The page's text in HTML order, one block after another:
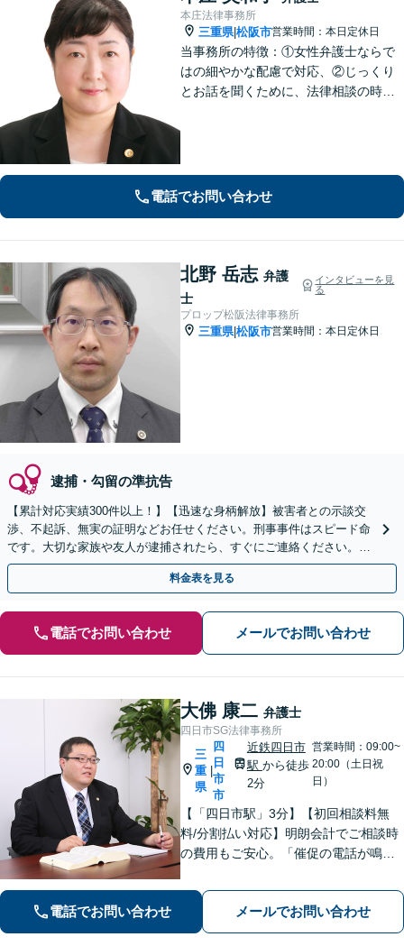
本庄法律事務所
三重県|松阪市営業時間：本日定休日
当事務所の特徴：①女性弁護士ならで
はの細やかな配慮で対応、②じっくり
とお話を聞くために、法律相談の時間
電話でお問い合わせ
北野 岳志 弁護
士
インタビューを見
る
プロップ松阪法律事務所
三重県|松阪市営業時間：本日定休日
逮捕・勾留の準抗告
【累計対応実績300件以上！】【迅速な身柄解放】被害者との示談交
渉、不起訴、無実の証明などお任せください。刑事事件はスピード命
です。大切な家族や友人が逮捕されたら、すぐにご連絡ください。
【初回相談無料】【電話相談可】【休日面談可】
料金表を見る
電話でお問い合わせ メールでお問い合わせ
大佛 康二 弁護士
四日市SG法律事務所
三
重
県
四
日
市
市
近鉄四日市
駅 から徒歩
2分
営業時間：09:00~
20:00（土日祝
日）
【「四日市駅」3分】【初回相談料無
料/分割払い対応】明朗会計でご相談時
の費用もご安心。「催促の電話が鳴り
た」に対応できます。自己破産や任意
整理、個人再生など幅広い解決方法を
提示【完全個室で安心】
電話でお問い合わせ メールでお問い合わせ